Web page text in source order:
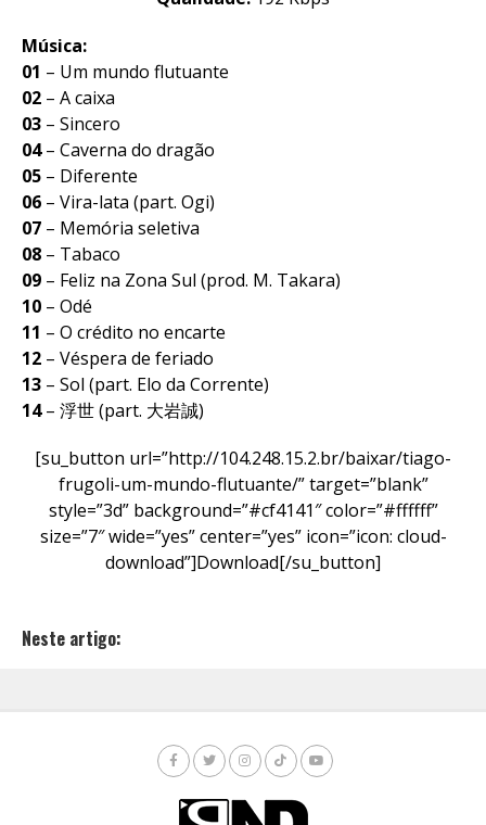
Música:
01 – Um mundo flutuante
02 – A caixa
03 – Sincero
04– Caverna do dragão
05 – Diferente
06 – Vira-lata (part. Ogi)
07 – Memória seletiva
08 – Tabaco
09 – Feliz na Zona Sul (prod. M. Takara)
10 – Odé
11 – O crédito no encarte
12 – Véspera de feriado
13 – Sol (part. Elo da Corrente)
14– 浮世 (part. 大岩誠)
[su_button url=”http://104.248.15.2.br/baixar/tiago-
frugoli-um-mundo-flutuante/” target=”blank”
style=”3d” background=”#cf4141″ color=”#ffffff”
size=”7″ wide=”yes” center=”yes” icon=”icon: cloud-
download”]Download[/su_button]
Neste artigo: